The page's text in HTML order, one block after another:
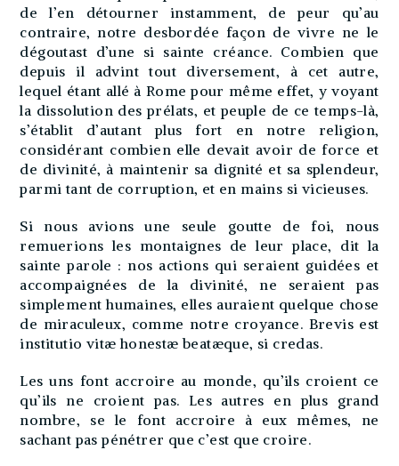
de l’en détourner instamment, de peur qu’au
contraire, notre desbordée façon de vivre ne le
dégoutast d’une si sainte créance. Combien que
depuis il advint tout diversement, à cet autre,
lequel étant allé à Rome pour même effet, y voyant
la dissolution des prélats, et peuple de ce temps-là,
s’établit d’autant plus fort en notre religion,
considérant combien elle devait avoir de force et
de divinité, à maintenir sa dignité et sa splendeur,
parmi tant de corruption, et en mains si vicieuses.
Si nous avions une seule goutte de foi, nous
remuerions les montaignes de leur place, dit la
sainte parole : nos actions qui seraient guidées et
accompaignées de la divinité, ne seraient pas
simplement humaines, elles auraient quelque chose
de miraculeux, comme notre croyance. Brevis est
institutio vitæ honestæ beatæque, si credas.
Les uns font accroire au monde, qu’ils croient ce
qu’ils ne croient pas. Les autres en plus grand
nombre, se le font accroire à eux mêmes, ne
sachant pas pénétrer que c’est que croire.